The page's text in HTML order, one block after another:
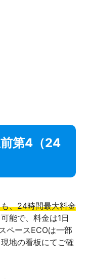
第4（24
、24時間最大料金
能で、料金は1日
ペースECOは一部
地の看板にてご確